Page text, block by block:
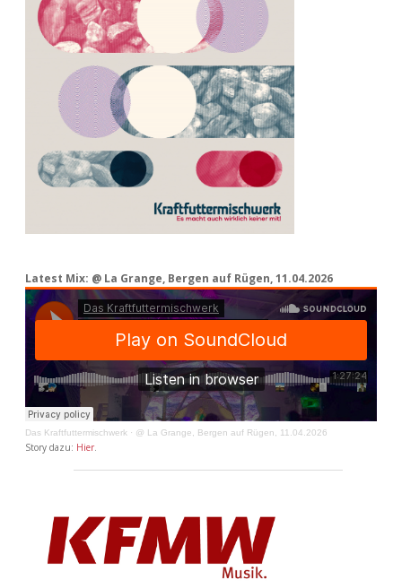
Latest Mix: @ La Grange, Bergen auf Rügen, 11.04.2026
Das Kraftfuttermischwerk · @ La Grange, Bergen auf Rügen, 11.04.2026
Story dazu: Hier.